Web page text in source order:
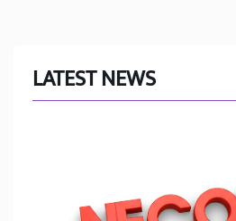
LATEST NEWS